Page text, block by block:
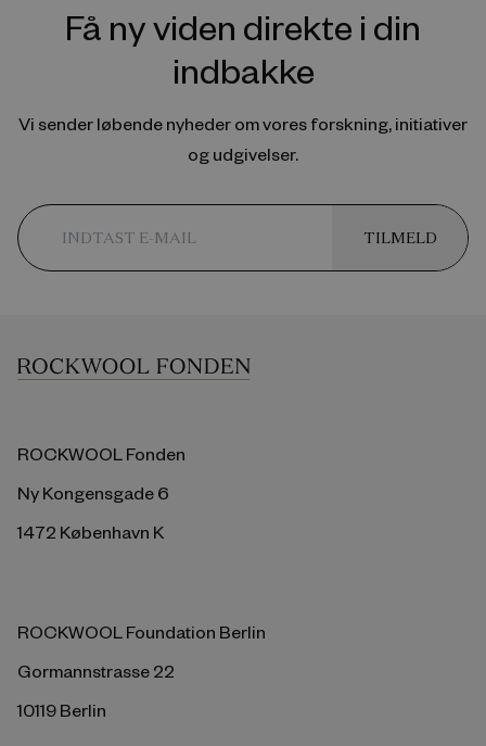
Få ny viden direkte i din
indbakke
Vi sender løbende nyheder om vores forskning, initiativer
og udgivelser.
TILMELD
ROCKWOOL Fonden
Ny Kongensgade 6
1472 København K
ROCKWOOL Foundation Berlin
Gormannstrasse 22
10119 Berlin